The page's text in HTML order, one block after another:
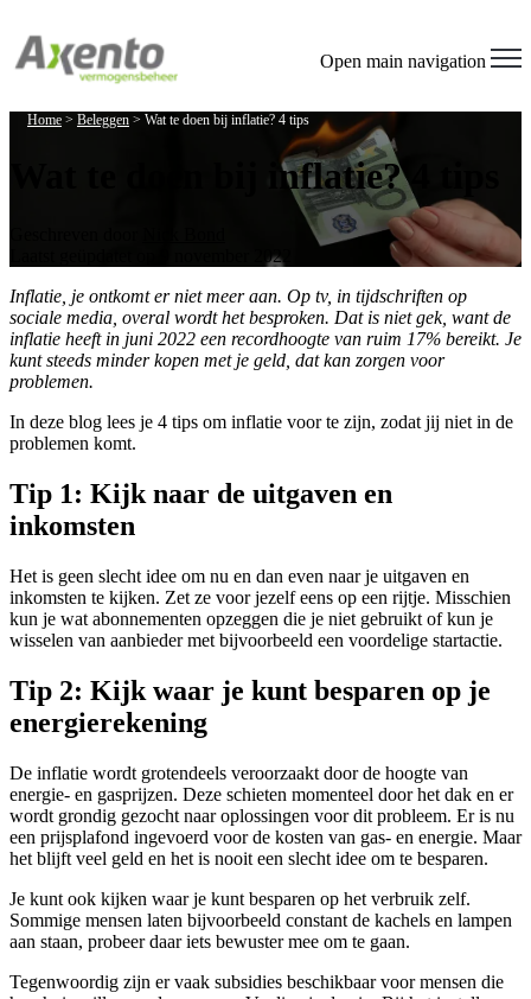
All
Accessibility
One
Accessibility
screen
reader,
press
+
/".
shortcut
activates
the
reader
to
help
you
and
interact
with
content.
Open main navigation
Home > Beleggen > Wat te doen bij inflatie? 4 tips
Wat te doen bij inflatie? 4 tips
Laatst geüpdatet op 9 november 2022
Inflatie, je ontkomt er niet meer aan. Op tv, in tijdschriften op
sociale media, overal wordt het besproken. Dat is niet gek, want de
inflatie heeft in juni 2022 een recordhoogte van ruim 17% bereikt. Je
kunt steeds minder kopen met je geld, dat kan zorgen voor
problemen.
In deze blog lees je 4 tips om inflatie voor te zijn, zodat jij niet in de
problemen komt.
Tip 1: Kijk naar de uitgaven en
inkomsten
Het is geen slecht idee om nu en dan even naar je uitgaven en
inkomsten te kijken. Zet ze voor jezelf eens op een rijtje. Misschien
kun je wat abonnementen opzeggen die je niet gebruikt of kun je
wisselen van aanbieder met bijvoorbeeld een voordelige startactie.
Tip 2: Kijk waar je kunt besparen op je
energierekening
De inflatie wordt grotendeels veroorzaakt door de hoogte van
energie- en gasprijzen. Deze schieten momenteel door het dak en er
wordt grondig gezocht naar oplossingen voor dit probleem. Er is nu
een prijsplafond ingevoerd voor de kosten van gas- en energie. Maar
het blijft veel geld en het is nooit een slecht idee om te besparen.
Je kunt ook kijken waar je kunt besparen op het verbruik zelf.
Sommige mensen laten bijvoorbeeld constant de kachels en lampen
aan staan, probeer daar iets bewuster mee om te gaan.
Tegenwoordig zijn er vaak subsidies beschikbaar voor mensen die